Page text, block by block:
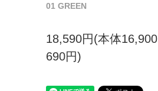
01 GREEN
18,590円(本体
690円)